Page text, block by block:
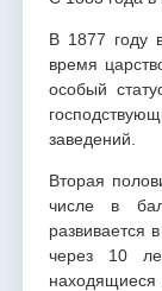
В 1877 году
время
особый
заведений.
Вторая
числе в
развивается
через 10
находящиеся